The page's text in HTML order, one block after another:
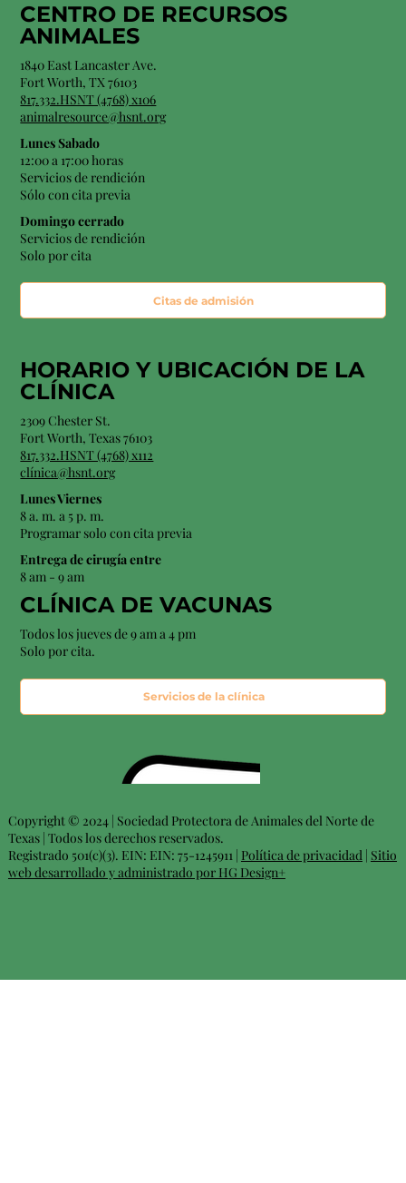
CENTRO DE RECURSOS
ANIMALES
1840 East Lancaster Ave.
Fort Worth, TX 76103
817.332.HSNT (4768) x106
animalresource@hsnt.org
Lunes Sabado
12:00 a 17:00 horas
Servicios de rendición
Sólo con cita previa
Domingo cerrado
Servicios de rendición
Solo por cita
Citas de admisión
HORARIO Y UBICACIÓN DE LA
CLÍNICA
2309 Chester St.
Fort Worth, Texas 76103
817.332.HSNT (4768) x112
clínica@hsnt.org
Lunes Viernes
8 a. m. a 5 p. m.
Programar solo con cita previa
Entrega de cirugía entre
8 am - 9 am
CLÍNICA DE VACUNAS
Todos los jueves de 9 am a 4 pm
Solo por cita.
Servicios de la clínica
Copyright © 2024 | Sociedad Protectora de Animales del Norte de
Texas | Todos los derechos reservados.
Registrado 501(c)(3). EIN: EIN: 75-1245911 | Política de privacidad| Sitio
web desarrollado y administrado por HG Design+